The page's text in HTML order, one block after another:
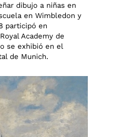
dibujo a niñas en
en Wimbledon y
participó en
Academy de
se exhibió en el
de Munich.